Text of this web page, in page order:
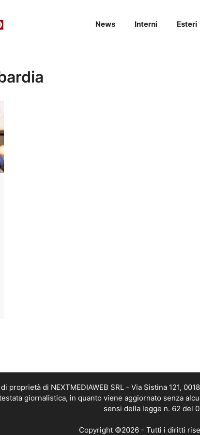
News Interni Esteri
proprietà di NEXTMEDIAWEB SRL - Via Sistina 121,
giornalistica, in quanto viene aggiornato senza
sensi della legge n. 62 del
Copyright ©2026 - Tutti i diritti